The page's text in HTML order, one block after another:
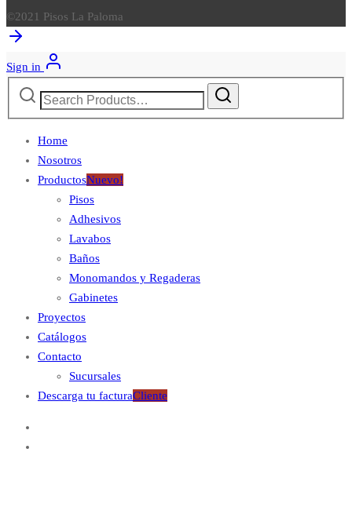
©2021 Pisos La Paloma
Sign in
Search
Home
Nosotros
ProductosNuevo!
Pisos
Adhesivos
Lavabos
Baños
Monomandos y Regaderas
Gabinetes
Proyectos
Catálogos
Contacto
Sucursales
Descarga tu facturaCliente